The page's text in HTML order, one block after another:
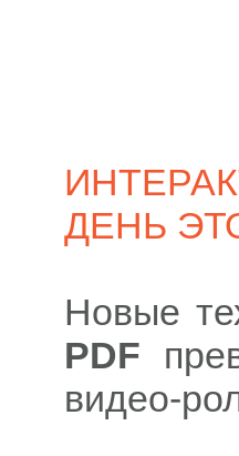
ДЕНЬ
Новые
PDF
видео-